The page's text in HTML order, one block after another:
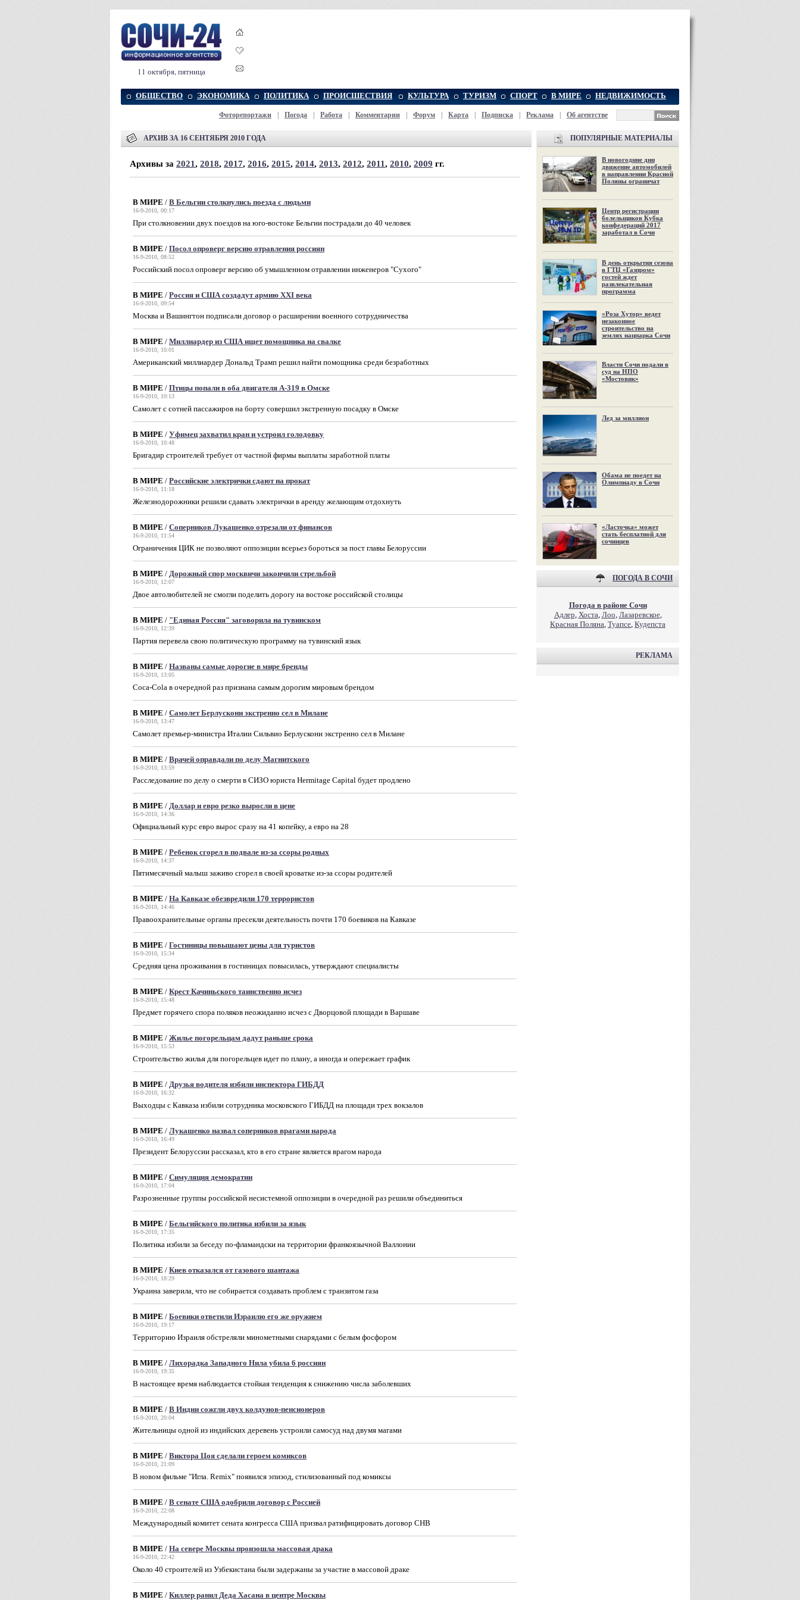
11 октября, пятница
ОБЩЕСТВО ЭКОНОМИКА ПОЛИТИКА ПРОИСШЕСТВИЯ КУЛЬТУРА ТУРИЗМ СПОРТ В МИРЕ НЕДВИЖИМОСТЬ
Фоторепортажи Погода Работа Комментарии Форум Карта Подписка Реклама Об агентстве
АРХИВ ЗА 16 СЕНТЯБРЯ 2010 ГОДА
Архивы за 2021, 2018, 2017, 2016, 2015, 2014, 2013, 2012, 2011, 2010, 2009 гг.
В МИРЕ / В Бельгии столкнулись поезда с людьми
16-9-2010, 00:17
При столкновении двух поездов на юго-востоке Бельгии пострадали до 40 человек
В МИРЕ / Посол опроверг версию отравления россиян
16-9-2010, 08:52
Российский посол опроверг версию об умышленном отравлении инженеров "Сухого"
В МИРЕ / Россия и США создадут армию XXI века
16-9-2010, 09:54
Москва и Вашингтон подписали договор о расширении военного сотрудничества
В МИРЕ / Миллиардер из США ищет помощника на свалке
16-9-2010, 10:01
Американский миллиардер Дональд Трамп решил найти помощника среди безработных
В МИРЕ / Птицы попали в оба двигателя А-319 в Омске
16-9-2010, 10:13
Самолет с сотней пассажиров на борту совершил экстренную посадку в Омске
В МИРЕ / Уфимец захватил кран и устроил голодовку
16-9-2010, 10:48
Бригадир строителей требует от частной фирмы выплаты заработной платы
В МИРЕ / Российские электрички сдают на прокат
16-9-2010, 11:18
Железнодорожники решили сдавать электрички в аренду желающим отдохнуть
В МИРЕ / Соперников Лукашенко отрезали от финансов
16-9-2010, 11:54
Ограничения ЦИК не позволяют оппозиции всерьез бороться за пост главы Белоруссии
В МИРЕ / Дорожный спор москвичи закончили стрельбой
16-9-2010, 12:07
Двое автолюбителей не смогли поделить дорогу на востоке российской столицы
В МИРЕ / "Единая Россия" заговорила на тувинском
16-9-2010, 12:39
Партия перевела свою политическую программу на тувинский язык
В МИРЕ / Названы самые дорогие в мире бренды
16-9-2010, 13:05
Coca-Cola в очередной раз признана самым дорогим мировым брендом
В МИРЕ / Самолет Берлускони экстренно сел в Милане
16-9-2010, 13:47
Самолет премьер-министра Италии Сильвио Берлускони экстренно сел в Милане
В МИРЕ / Врачей оправдали по делу Магнитского
16-9-2010, 13:59
Расследование по делу о смерти в СИЗО юриста Hermitage Capital будет продлено
В МИРЕ / Доллар и евро резко выросли в цене
16-9-2010, 14:36
Официальный курс евро вырос сразу на 41 копейку, а евро на 28
В МИРЕ / Ребенок сгорел в подвале из-за ссоры родных
16-9-2010, 14:37
Пятимесячный малыш заживо сгорел в своей кроватке из-за ссоры родителей
В МИРЕ / На Кавказе обезвредили 170 террористов
16-9-2010, 14:46
Правоохранительные органы пресекли деятельность почти 170 боевиков на Кавказе
В МИРЕ / Гостиницы повышают цены для туристов
16-9-2010, 15:34
Средняя цена проживания в гостиницах повысилась, утверждают специалисты
В МИРЕ / Крест Качиньского таинственно исчез
16-9-2010, 15:48
Предмет горячего спора поляков неожиданно исчез с Дворцовой площади в Варшаве
В МИРЕ / Жилье погорельцам дадут раньше срока
16-9-2010, 15:53
Строительство жилья для погорельцев идет по плану, а иногда и опережает график
В МИРЕ / Друзья водителя избили инспектора ГИБДД
16-9-2010, 16:32
Выходцы с Кавказа избили сотрудника московского ГИБДД на площади трех вокзалов
В МИРЕ / Лукашенко назвал соперников врагами народа
16-9-2010, 16:49
Президент Белоруссии рассказал, кто в его стране является врагом народа
В МИРЕ / Симуляция демократии
16-9-2010, 17:04
Разрозненные группы российской несистемной оппозиции в очередной раз решили объединиться
В МИРЕ / Бельгийского политика избили за язык
16-9-2010, 17:35
Политика избили за беседу по-фламандски на территории франкоязычной Валлонии
В МИРЕ / Киев отказался от газового шантажа
16-9-2010, 18:29
Украина заверила, что не собирается создавать проблем с транзитом газа
В МИРЕ / Боевики ответили Израилю его же оружием
16-9-2010, 19:17
Территорию Израиля обстреляли минометными снарядами с белым фосфором
В МИРЕ / Лихорадка Западного Нила убила 6 россиян
16-9-2010, 19:35
В настоящее время наблюдается стойкая тенденция к снижению числа заболевших
В МИРЕ / В Индии сожгли двух колдунов-пенсионеров
16-9-2010, 20:04
Жительницы одной из индийских деревень устроили самосуд над двумя магами
В МИРЕ / Виктора Цоя сделали героем комиксов
16-9-2010, 21:09
В новом фильме "Игла. Remix" появился эпизод, стилизованный под комиксы
В МИРЕ / В сенате США одобрили договор с Россией
16-9-2010, 22:08
Международный комитет сената конгресса США призвал ратифицировать договор СНВ
В МИРЕ / На севере Москвы произошла массовая драка
16-9-2010, 22:42
Около 40 строителей из Узбекистана были задержаны за участие в массовой драке
В МИРЕ / Киллер ранил Деда Хасана в центре Москвы
ПОПУЛЯРНЫЕ МАТЕРИАЛЫ
В новогодние дни
движение автомобилей
в направлении Красной
Поляны ограничат
Центр регистрации
болельщиков Кубка
конфедераций 2017
заработал в Сочи
В день открытия сезона
в ГТЦ «Газпром»
гостей ждет
развлекательная
программа
«Роза Хутор» ведет
незаконное
строительство на
землях нацпарка Сочи
Власти Сочи подали в
суд на НПО
«Мостовик»
Лед за миллион
Обама не поедет на
Олимпиаду в Сочи
«Ласточка» может
стать бесплатной для
сочинцев
ПОГОДА В СОЧИ
Погода в районе Сочи
Адлер, Хоста, Лоо, Лазаревское,
Красная Поляна, Туапсе, Кудепста
РЕКЛАМА